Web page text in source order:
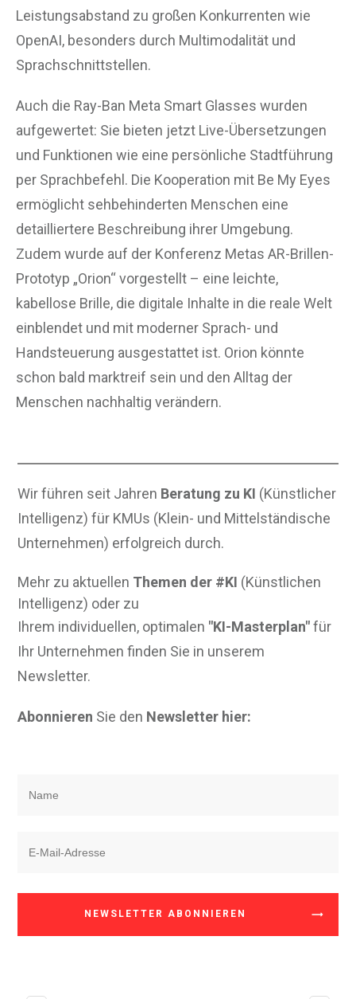
Leistungsabstand zu großen Konkurrenten wie
OpenAI, besonders durch Multimodalität und
Sprachschnittstellen.
Auch die Ray-Ban Meta Smart Glasses wurden
aufgewertet: Sie bieten jetzt Live-Übersetzungen
und Funktionen wie eine persönliche Stadtführung
per Sprachbefehl. Die Kooperation mit Be My Eyes
ermöglicht sehbehinderten Menschen eine
detailliertere Beschreibung ihrer Umgebung.
Zudem wurde auf der Konferenz Metas AR-Brillen-
Prototyp „Orion“ vorgestellt – eine leichte,
kabellose Brille, die digitale Inhalte in die reale Welt
einblendet und mit moderner Sprach- und
Handsteuerung ausgestattet ist. Orion könnte
schon bald marktreif sein und den Alltag der
Menschen nachhaltig verändern.
Wir führen seit Jahren Beratung zu KI (Künstlicher
Intelligenz) für KMUs (Klein- und Mittelständische
Unternehmen) erfolgreich durch.
Mehr zu aktuellen Themen der #KI (Künstlichen
Intelligenz) oder zu
Ihrem individuellen, optimalen "KI-Masterplan"für
Ihr Unternehmen finden Sie in unserem
Newsletter.
Abonnieren Sie den Newsletter hier:
NEWSLETTER ABONNIEREN